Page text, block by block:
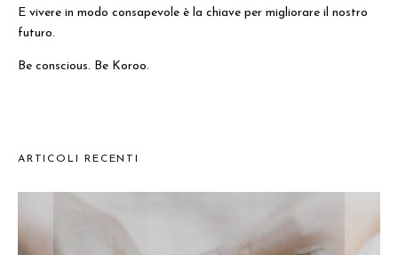
E vivere in modo consapevole è la chiave per migliorare il nostro
futuro.
Be conscious. Be Koroo.
ARTICOLI RECENTI